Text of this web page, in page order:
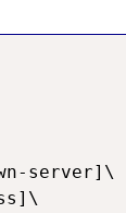
server]\